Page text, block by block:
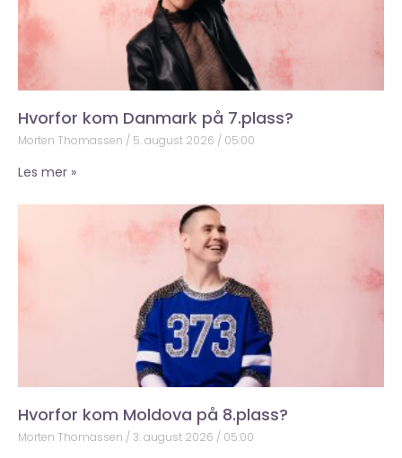
Hvorfor kom Danmark på 7.plass?
Morten Thomassen 5. august 2026 05:00
Les mer »
Hvorfor kom Moldova på 8.plass?
Morten Thomassen 3. august 2026 05:00